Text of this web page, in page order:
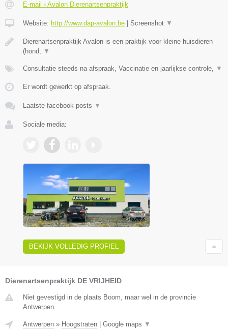
E-mail › Avalon Dierenartsenpraktijk
Website: http://www.dap-avalon.be Screenshot ▼
Dierenartsenpraktijk Avalon is een praktijk voor kleine huisdieren
(hond, ▼
Consultatie steeds na afspraak, Vaccinatie en jaarlijkse controle, ▼
Er wordt gewerkt op afspraak.
Laatste facebook posts ▼
Sociale media:
BEKIJK VOLLEDIG PROFIEL
Dierenartsenpraktijk DE VRIJHEID
Niet gevestigd in de plaats Boom, maar wel in de provincie
Antwerpen.
Antwerpen » Hoogstraten Google maps ▼